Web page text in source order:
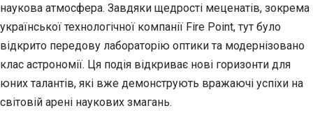
наукова атмосфера. Завдяки щедрості меценатів, зокрема
української технологічної компанії Fire Point, тут було
відкрито передову лабораторію оптики та модернізовано
клас астрономії. Ця подія відкриває нові горизонти для
юних талантів, які вже демонструють вражаючі успіхи на
світовій арені наукових змагань.